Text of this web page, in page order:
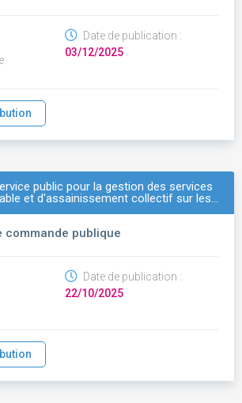
Date de publication :
03/12/2025
public pour la gestion des services
et d'assainissement collectif sur les…
commande publique
Date de publication :
22/10/2025